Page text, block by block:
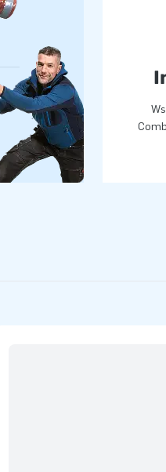
możesz liczyć na
przyciągający wzrok, ale